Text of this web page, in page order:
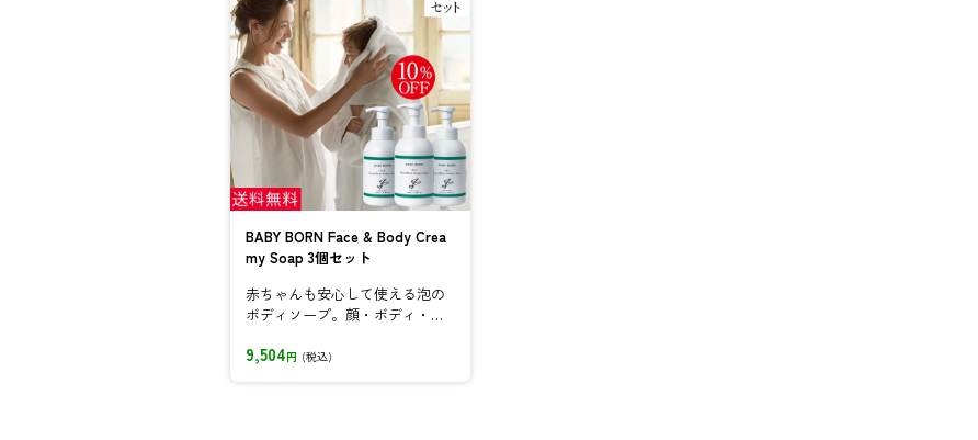
BABY BORN Face & Body Crea
my Soap 3個セット
赤ちゃんも安心して使える泡の
ボディソープ。顔・ボディ・髪
9,504円 (税込)